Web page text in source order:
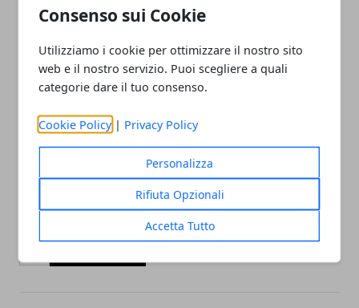
Consenso sui Cookie
Utilizziamo i cookie per ottimizzare il nostro sito
web e il nostro servizio. Puoi scegliere a quali
categorie dare il tuo consenso.
Cookie Policy | Privacy Policy
Personalizza
Rifiuta Opzionali
Accetta Tutto
Per contrastare l’ansia e i suoi effetti negativi è
necessario andare a combatterla in modo attento,
attraverso il supporto di un professionista. Infatti,
solo uno psicoterapeuta esperto nel trattamento
dell’ansia è in grado di andare a
un problema patologico
Facebook
TwitterWhatsapp